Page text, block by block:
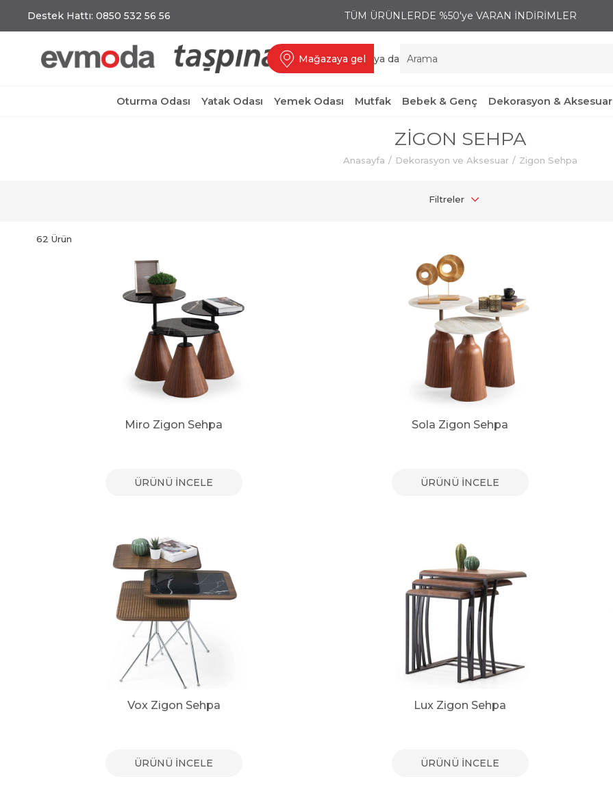
Destek Hattı: 0850 532 56 56 TÜM ÜRÜNLERDE %50'ye VARAN İNDİRİMLER
Mağazaya gel ya da
Oturma Odası Yatak Odası Yemek Odası Mutfak Bebek & Genç Dekorasyon & Aksesuar
ZIGON SEHPA
Anasayfa Dekorasyon ve Aksesuar Zigon Sehpa
Filtreler
62 Ürün
Miro Zigon Sehpa
ÜRÜNÜ İNCELE
Sola Zigon Sehpa
ÜRÜNÜ İNCELE
Vox Zigon Sehpa
ÜRÜNÜ İNCELE
Lux Zigon Sehpa
ÜRÜNÜ İNCELE